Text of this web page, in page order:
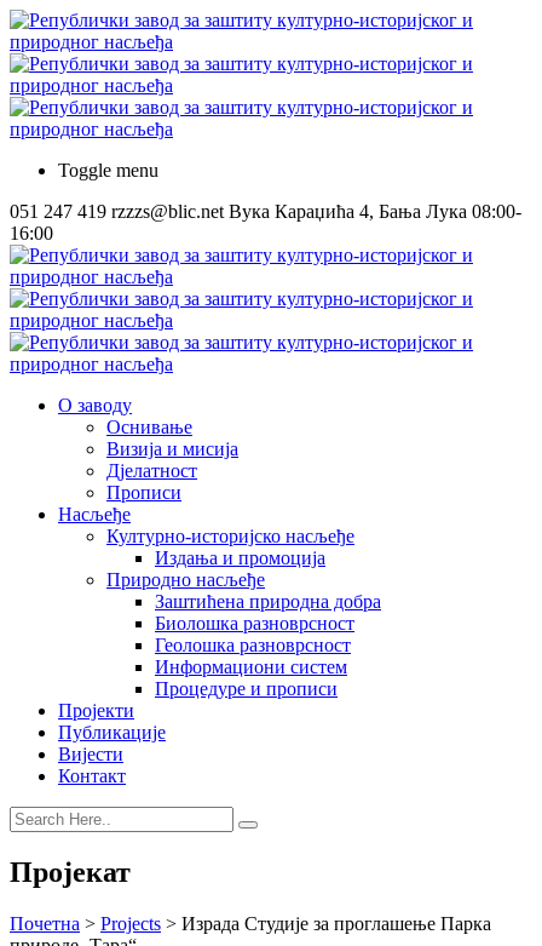
Toggle menu
051 247 419 rzzzs@blic.net Вука Караџића 4, Бања Лука 08:00-
16:00
О заводу
Оснивање
Визија и мисија
Дјелатност
Прописи
Насљеђе
Културно-историјско насљеђе
Издања и промоција
Природно насљеђе
Заштићена природна добра
Биолошка разноврсност
Геолошка разноврсност
Информациони систем
Процедуре и прописи
Пројекти
Публикације
Вијести
Контакт
Пројекат
Почетна > Projects > Израда Студије за проглашење Парка